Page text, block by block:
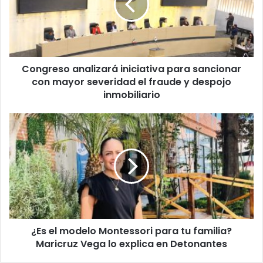
con
severidad
el
fraudeCongreso analizará iniciativa para sancionar
con mayor severidad el fraude y despojo
inmobiliario
¿Es
el
modelo
Montessori
para
tu
familia?
Maricruz
Vega
¿Es el modelo Montessori para tu familia?
Maricruz Vega lo explica en Detonantes